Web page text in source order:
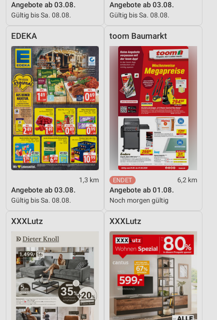
Angebote ab 03.08.
Gültig bis Sa. 08.08.
Angebote ab 03.08.
Gültig bis Sa. 08.08.
EDEKA
1,3 km
Angebote ab 03.08.
Gültig bis Sa. 08.08.
toom Baumarkt
6,2 km
Angebote ab 01.08.
Noch morgen gültig
XXXLutz XXXLutz